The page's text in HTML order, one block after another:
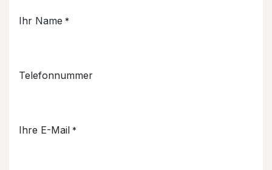
Ihr Name *
Telefonnummer
Ihre E-Mail *